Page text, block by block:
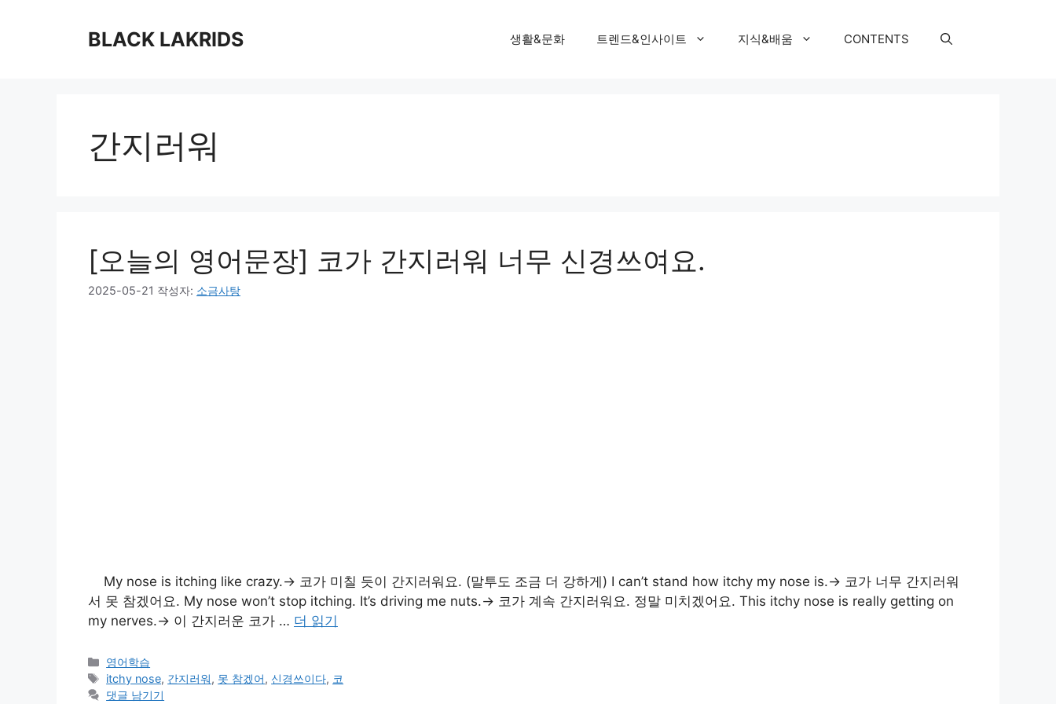
BLACK LAKRIDS 생활&문화 트렌드&인사이트 지식&배움 CONTENTS
간지러워
[오늘의 영어문장] 코가 간지러워 너무 신경쓰여요.
2025-05-21 작성자: 소금사탕
My nose is itching like crazy.→ 코가 미칠 듯이 간지러워요. (말투도 조금 더 강하게) I can’t stand how itchy my nose is.→ 코가 너무 간지러워
서 못 참겠어요. My nose won’t stop itching. It’s driving me nuts.→ 코가 계속 간지러워요. 정말 미치겠어요. This itchy nose is really getting on
my nerves.→ 이 간지러운 코가 … 더 읽기
카
테
고
영어학습
태
그
itchy nose, 간지러워, 못 참겠어, 신경쓰이다, 코
댓글 남기기